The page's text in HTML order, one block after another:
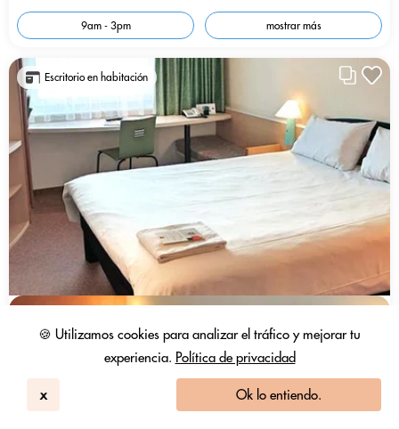
🍪 Utilizamos cookies para analizar el tráfico y mejorar tu
experiencia. Política de privacidad
x Ok lo entiendo.
9am - 3pm mostrar más
Escritorio en habitación